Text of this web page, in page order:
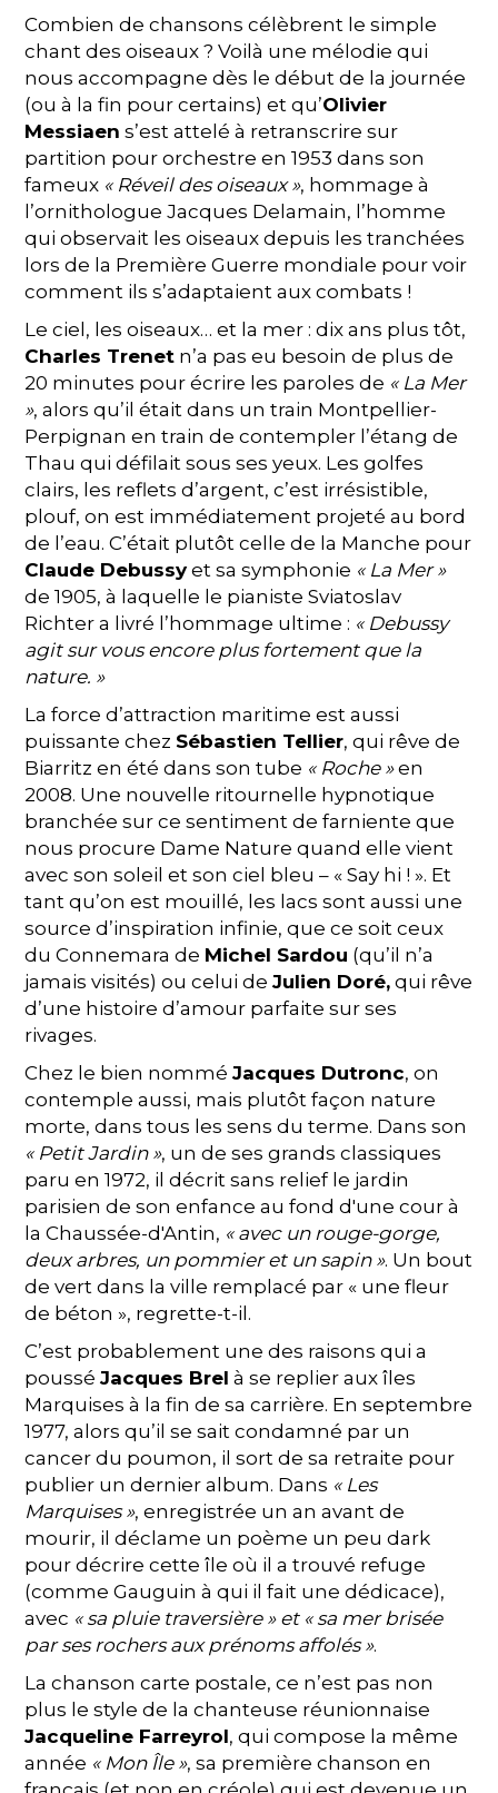
Combien de chansons célèbrent le simple
chant des oiseaux ? Voilà une mélodie qui
nous accompagne dès le début de la journée
(ou à la fin pour certains) et qu’Olivier
Messiaen s’est attelé à retranscrire sur
partition pour orchestre en 1953 dans son
fameux « Réveil des oiseaux », hommage à
l’ornithologue Jacques Delamain, l’homme
qui observait les oiseaux depuis les tranchées
lors de la Première Guerre mondiale pour voir
comment ils s’adaptaient aux combats !
Le ciel, les oiseaux… et la mer : dix ans plus tôt,
Charles Trenet n’a pas eu besoin de plus de
20 minutes pour écrire les paroles de « La Mer
», alors qu’il était dans un train Montpellier-
Perpignan en train de contempler l’étang de
Thau qui défilait sous ses yeux. Les golfes
clairs, les reflets d’argent, c’est irrésistible,
plouf, on est immédiatement projeté au bord
de l’eau. C’était plutôt celle de la Manche pour
Claude Debussyet sa symphonie « La Mer »
de 1905, à laquelle le pianiste Sviatoslav
Richter a livré l’hommage ultime : « Debussy
agit sur vous encore plus fortement que la
nature. »
La force d’attraction maritime est aussi
puissante chez Sébastien Tellier, qui rêve de
Biarritz en été dans son tube « Roche »en
2008. Une nouvelle ritournelle hypnotique
branchée sur ce sentiment de farniente que
nous procure Dame Nature quand elle vient
avec son soleil et son ciel bleu – « Say hi ! ». Et
tant qu’on est mouillé, les lacs sont aussi une
source d’inspiration infinie, que ce soit ceux
du Connemara de Michel Sardou (qu’il n’a
jamais visités) ou celui deJulien Doré, qui rêve
d’une histoire d’amour parfaite sur ses
rivages.
Chez le bien nomméJacques Dutronc, on
contemple aussi, mais plutôt façon nature
morte, dans tous les sens du terme. Dans son
« Petit Jardin », un de ses grands classiques
paru en 1972, il décrit sans relief le jardin
parisien de son enfance au fond d'une cour à
la Chaussée-d'Antin, « avec un rouge-gorge,
deux arbres, un pommier et un sapin ». Un bout
de vert dans la ville remplacé par « une fleur
de béton », regrette-t-il.
C’est probablement une des raisons qui a
pousséJacques Brel à se replier aux îles
Marquises à la fin de sa carrière. En septembre
1977, alors qu’il se sait condamné par un
cancer du poumon, il sort de sa retraite pour
publier un dernier album. Dans « Les
Marquises », enregistrée un an avant de
mourir, il déclame un poème un peu dark
pour décrire cette île où il a trouvé refuge
(comme Gauguin à qui il fait une dédicace),
avec « sa pluie traversière » et « sa mer brisée
par ses rochers aux prénoms affolés ».
La chanson carte postale, ce n’est pas non
plus le style de la chanteuse réunionnaise
Jacqueline Farreyrol, qui compose la même
année « Mon Île », sa première chanson en